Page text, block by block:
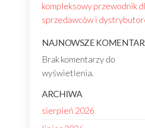
kompleksowy przewodnik
sprzedawców i
NAJNOWSZE
Brak komentarzy do
wyświetlenia.
ARCHIWA
sierpień 2026